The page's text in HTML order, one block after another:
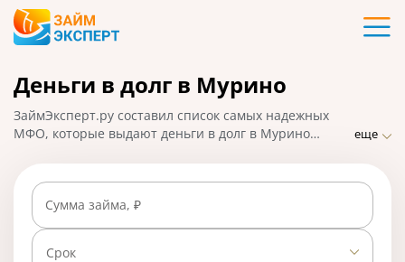
Карты
Кредиты
Ипотека
Займы
Вклады
Деньги в долг в Мурино
ЗаймЭксперт.ру составил список самых надежных
МФО, которые выдают деньги в долг в Мурино
подавайте заявку на микрозайм онлайн, взять деньги
можно наличными или на карту, счет, кошелек. На
01.05.2025 вам доступно 23 предложения со ставкой
от 0% в день.
еще
Сумма займа, ₽
Срок